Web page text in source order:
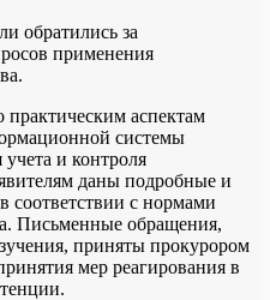
обратились за
применения
аспектам
системы
и контроля
даны подробные и
соответствии с нормами
Письменные обращения,
приняты прокурором
мер реагирования в